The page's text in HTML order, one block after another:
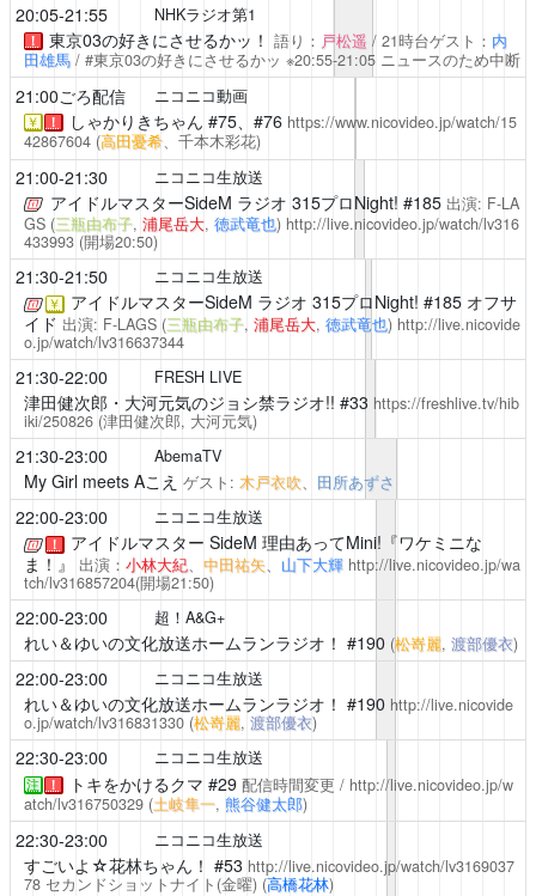
20:05-21:55 NHKラジオ第1
！ 東京03の好きにさせるかッ！ 語り： 戸松遥 / 21時台ゲスト： 内
田雄馬/ #東京03の好きにさせるかッ ※20:55-21:05 ニュースのため中断
21:00ごろ配信 ニコニコ動画
￥ ！ しゃかりきちゃん #75、#76 https://www.nicovideo.jp/watch/15
42867604 (高田憂希、千本木彩花)
21:00-21:30 ニコニコ生放送
アイドルマスターSideM ラジオ 315プロNight! #185 出演: F-LA
GS (三瓶由布子, 浦尾岳大, 徳武竜也) http://live.nicovideo.jp/watch/lv316
433993(開場20:50)
21:30-21:50 ニコニコ生放送
￥ アイドルマスターSideM ラジオ 315プロNight! #185 オフサ
イド 出演: F-LAGS (三瓶由布子, 浦尾岳大, 徳武竜也) http://live.nicovide
o.jp/watch/lv316637344
21:30-22:00 FRESH LIVE
津田健次郎・大河元気のジョシ禁ラジオ!! #33 https://freshlive.tv/hib
iki/250826 (津田健次郎, 大河元気)
21:30-23:00 AbemaTV
My Girl meets Aこえ ゲスト: 木戸衣吹、 田所あずさ
22:00-23:00 ニコニコ生放送
！
アイドルマスター SideM 理由あってMini!『ワケミニな
ま！』
出演： 小林大紀、 中田祐矢、 山下大輝 http://live.nicovideo.jp/wa
tch/lv316857204(開場21:50)
22:00-23:00 超！A&G+
れい＆ゆいの文化放送ホームランラジオ！ #190 (松嵜麗, 渡部優衣)
22:00-23:00 ニコニコ生放送
れい＆ゆいの文化放送ホームランラジオ！ #190 http://live.nicovide
o.jp/watch/lv316831330 (松嵜麗, 渡部優衣)
22:30-23:00 ニコニコ生放送
注 ！ トキをかけるクマ #29 配信時間変更 / http://live.nicovideo.jp/w
atch/lv316750329 (土岐隼一, 熊谷健太郎)
22:30-23:00 ニコニコ生放送
すごいよ☆花林ちゃん！ #53 http://live.nicovideo.jp/watch/lv3169037
78セカンドショットナイト(金曜) (高橋花林)